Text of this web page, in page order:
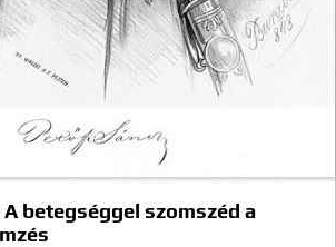
betegséggel szomszéd a